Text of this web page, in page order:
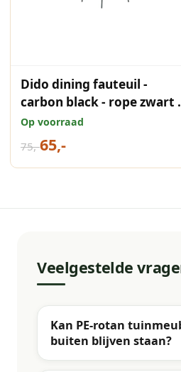
Dido dining fauteuil -
carbon black - rope zwart -
mystic grey
Op voorraad
75,-65,-
Veelgestelde
Kan PE-rotan
buiten blijven staan?